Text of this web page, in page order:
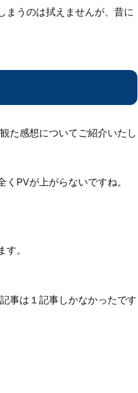
まうのは拭えませんが、昔に
た感想についてご紹介いたし
PVが上がらないですね。
。
事は１記事しかなかったです